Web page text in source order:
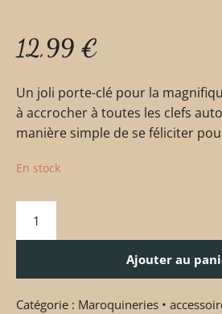
12,99 €
Un joli porte-clé pour la
à accrocher à toutes les clefs
manière simple de se féliciter
En stock
Ajouter au
Catégorie : Maroquineries •